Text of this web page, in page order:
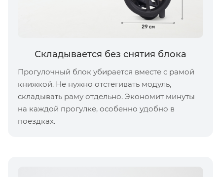
Складывается без снятия блока
Прогулочный блок убирается вместе с рамой
книжкой. Не нужно отстегивать модуль,
складывать раму отдельно. Экономит минуты
на каждой прогулке, особенно удобно в
поездках.